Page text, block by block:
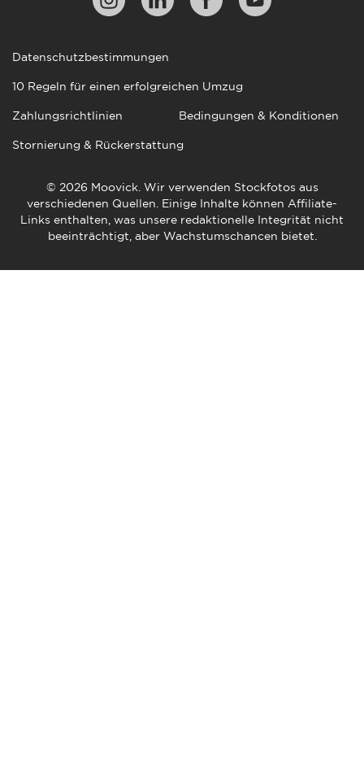
© 2026 Moovick. Wir verwenden Stockfotos aus
verschiedenen Quellen. Einige Inhalte können Affiliate-
Links enthalten, was unsere redaktionelle Integrität nicht
beeinträchtigt, aber Wachstumschancen bietet.
Datenschutzbestimmungen
10 Regeln für einen erfolgreichen Umzug
Zahlungsrichtlinien Bedingungen & Konditionen
Stornierung & Rückerstattung